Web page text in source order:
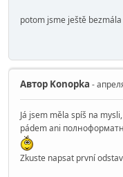
potom jsme ještě
Автор Konopka -
Já jsem měla spíš na
pádem ani
Zkuste napsat první